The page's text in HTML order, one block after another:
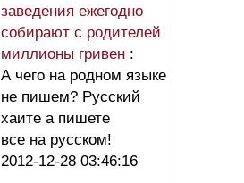
заведения ежегодно
собирают с родителей
миллионы гривен :
А чего на родном языке
не пишем? Русский
хаите а пишете
все на русском!
2012-12-28 03:46:16